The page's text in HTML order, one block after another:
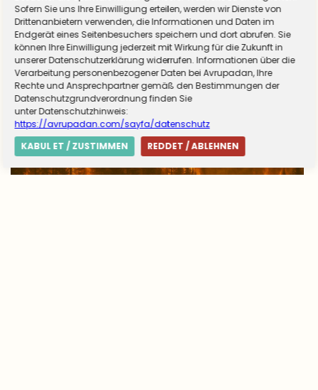
hizmet için düğmeye basıldı
Sofern Sie uns Ihre Einwilligung erteilen, werden wir Dienste von
Drittenanbietern verwenden, die Informationen und Daten im
Endgerät eines Seitenbesuchers speichern und dort abrufen. Sie
können Ihre Einwilligung jederzeit mit Wirkung für die Zukunft in
unserer Datenschutzerklärung widerrufen. Informationen über die
Verarbeitung personenbezogener Daten bei Avrupadan, Ihre
Rechte und Ansprechpartner gemäß den Bestimmungen der
Datenschutzgrundverordnung finden Sie
unter Datenschutzhinweis:
https://avrupadan.com/sayfa/datenschutz
KABUL ET / ZUSTIMMEN
REDDET / ABLEHNEN